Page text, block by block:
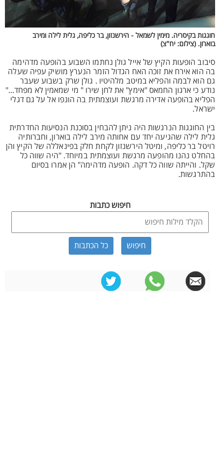
חוגגות בקיסריה. מימין לשמאל - הירשנזון, בר כליפה, גלית לילה ומירב
בוארון. (צילום: יח"צ)
סיבוב הופעות הקיץ של אייל גולן נחתמו השבוע בהופעה מדהימה
בה הוא אירח את זוכה האח הגדול הזמר הנערץ מושיק עפיה שעלה
גם הוא לבמה והפליא במיטב מלהיטיו . גולן שרק בשבוע שעבר
נודע כי ארגון החמאס "אימץ" את לחן שירו " מי שמאמין לא מפחד..."
הפליא בהופעה אדירה מרגשת ועוצמתית בה הונפו אל על גם דגלי
ישראל.
בין החוגגות הנרגשות היה ניתן להבחין בסוכנת הנסיעות החדרתית
גלית לילה שהגיעה יחד עם אחותה מירב לילה בוארון, וחברותיה
רויטל בר כליפה, ומיטל הירשנזון לקחת חלק בפינאללה של הקיץ והן
בהחלט נהנו מהופעה מרגשת ועוצמתית במיוחד. "היה שווה כל
שקל. והייתה שווה כל דקה. הופעה מדהימה" הן אמרו בסיום
בהתרגשות.
חיפוש כתבות
כל הכתבות